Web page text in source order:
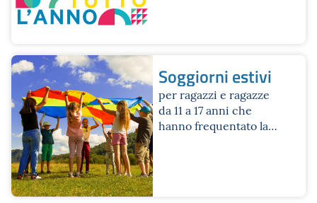
Soggiorni estivi
per ragazzi e ragazze
da 11 a 17 anni che
hanno frequentato la